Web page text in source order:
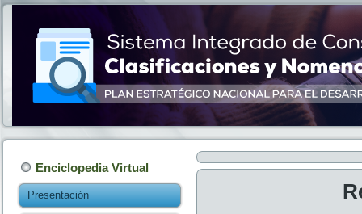
Enciclopedia Virtual
Presentación